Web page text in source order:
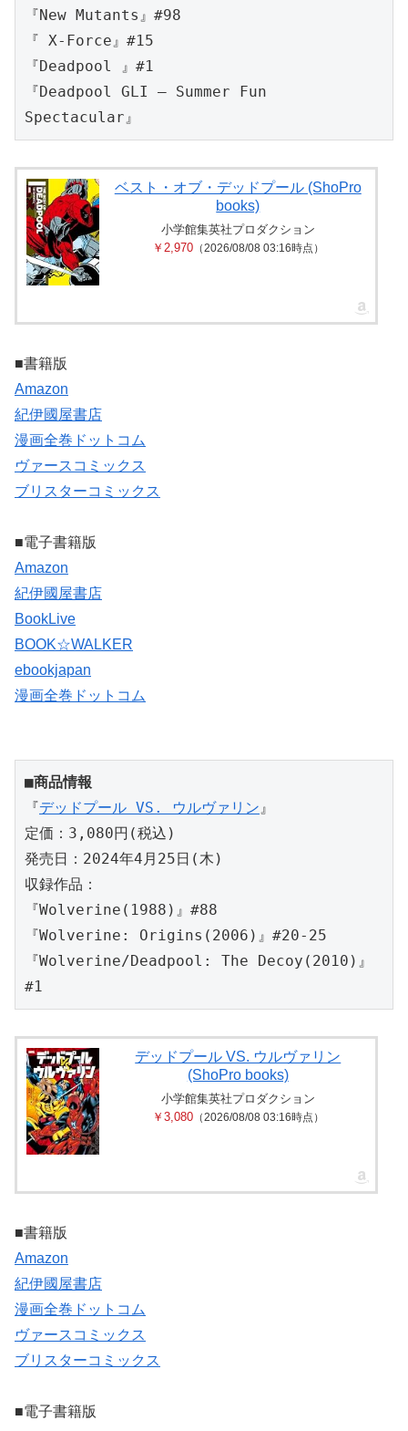
『New Mutants』#98
『 X-Force』#15
『Deadpool 』#1
『Deadpool GLI – Summer Fun
Spectacular』
ベスト・オブ・デッドプール (ShoPro
books)
小学館集英社プロダクション
￥2,970（2026/08/08 03:16時点）
■書籍版
Amazon
紀伊國屋書店
漫画全巻ドットコム
ヴァースコミックス
ブリスターコミックス
■電子書籍版
Amazon
紀伊國屋書店
BookLive
BOOK☆WALKER
ebookjapan
漫画全巻ドットコム
■商品情報
『デッドプール VS. ウルヴァリン』
定価：3,080円(税込)
発売日：2024年4月25日(木)
収録作品：
『Wolverine(1988)』#88
『Wolverine: Origins(2006)』#20-25
『Wolverine/Deadpool: The Decoy(2010)』
#1
デッドプール VS. ウルヴァリン
(ShoPro books)
小学館集英社プロダクション
￥3,080（2026/08/08 03:16時点）
■書籍版
Amazon
紀伊國屋書店
漫画全巻ドットコム
ヴァースコミックス
ブリスターコミックス
■電子書籍版